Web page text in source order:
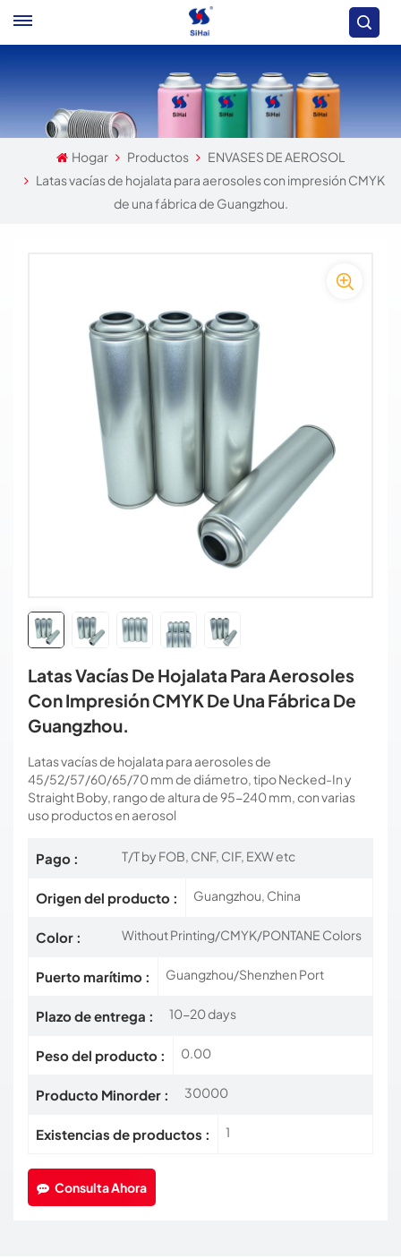
Hogar Productos
ENVASES DE AEROSOL
Latas vacías de hojalata para aerosoles con impresión CMYK
de una fábrica de Guangzhou.
Latas Vacías De Hojalata Para Aerosoles
Con Impresión CMYK De Una Fábrica De
Guangzhou.
Latas vacías de hojalata para aerosoles de
45/52/57/60/65/70 mm de diámetro, tipo Necked-In y
Straight Boby, rango de altura de 95-240 mm, con varias
usoproductos en aerosol
Pago : T/T by FOB, CNF, CIF, EXW etc
Origen del producto : Guangzhou, China
Color : Without Printing/CMYK/PONTANE Colors
Puerto marítimo : Guangzhou/Shenzhen Port
Plazo de entrega : 10-20 days
Peso del producto : 0.00
Producto Minorder : 30000
Existencias de productos : 1
Consulta Ahora